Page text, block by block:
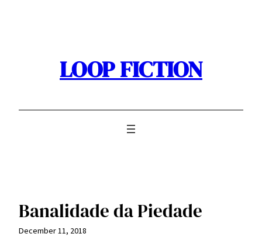
LOOP FICTION
Banalidade da Piedade
December 11, 2018